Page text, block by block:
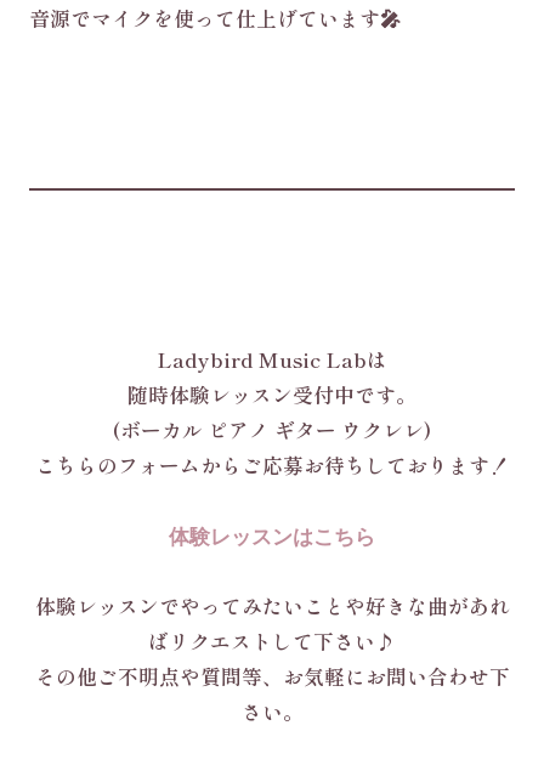
音源でマイクを使って仕上げています🎤
Ladybird Music Labは
随時体験レッスン受付中です。
(ボーカル ピアノ ギター ウクレレ)
こちらのフォームからご応募お待ちしております！
体験レッスンはこちら
体験レッスンでやってみたいことや好きな曲があれ
ばリクエストして下さい♪
その他ご不明点や質問等、お気軽にお問い合わせ下
さい。